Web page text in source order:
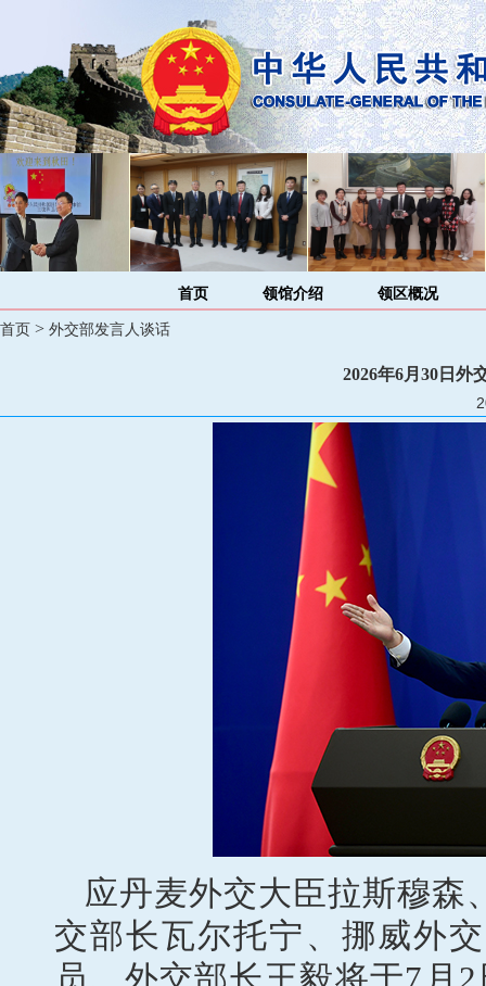
首页 领馆介绍 领区概况
首页 > 外交部发言人谈话
2026年6月30日外
应丹麦外交大臣拉斯穆森
交部长瓦尔托宁、挪威外
员、外交部长王毅将于7月